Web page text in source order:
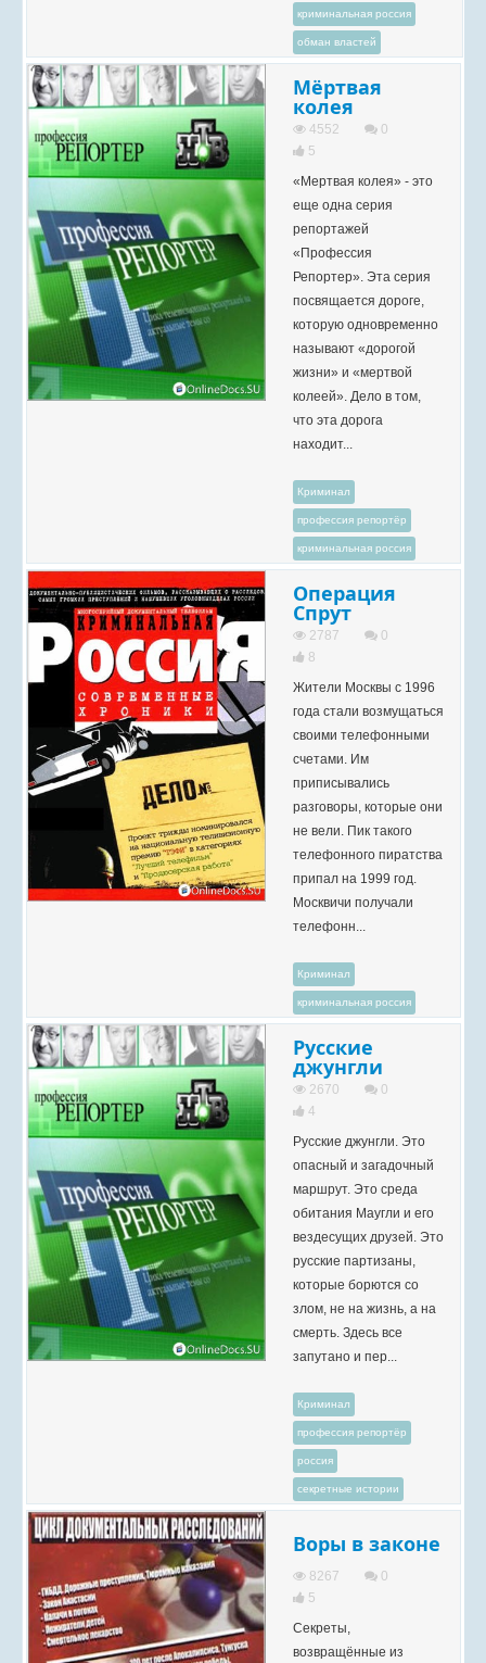
криминальная россия
обман властей
Мёртвая
колея
4552
0
5
«Мертвая колея» - это
еще одна серия
репортажей
«Профессия
Репортер». Эта серия
посвящается дороге,
которую одновременно
называют «дорогой
жизни» и «мертвой
колеей». Дело в том,
что эта дорога
находит...
Криминал
профессия репортёр
криминальная россия
Операция
Спрут
2787
0
8
Жители Москвы с 1996
года стали возмущаться
своими телефонными
счетами. Им
приписывались
разговоры, которые они
не вели. Пик такого
телефонного пиратства
припал на 1999 год.
Москвичи получали
телефонн...
Криминал
криминальная россия
Русские
джунгли
2670
0
4
Русские джунгли. Это
опасный и загадочный
маршрут. Это среда
обитания Маугли и его
вездесущих друзей. Это
русские партизаны,
которые борются со
злом, не на жизнь, а на
смерть. Здесь все
запутано и пер...
Криминал
профессия репортёр
россия
секретные истории
Воры в законе
8267
0
5
Секреты,
возвращённые из